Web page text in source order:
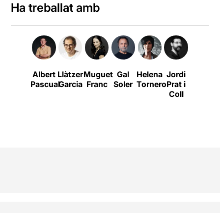
Ha treballat amb
Albert
Pascual
Llàtzer
Garcia
Muguet
Franc
Gal
Soler
Helena
Tornero
Jordi
Prat i
Coll